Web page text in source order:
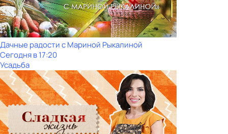
Дачные радости с Мариной Рыкалиной
Сегодня в 17:20
Усадьба